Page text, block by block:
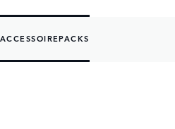
ACCESSOIREPACKS